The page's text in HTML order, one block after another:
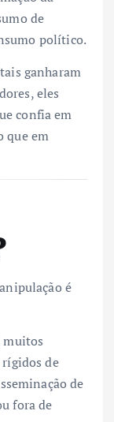
de
político.
ganharam
eles
confia em
que em
é
de
de
fora de